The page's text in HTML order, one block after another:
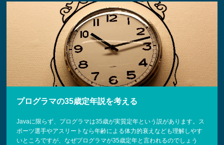
プログラマの35歳定年説を考える
Javaに限らず、プログラマは35歳が実質定年という説があります。ス
ポーツ選手やアスリートなら年齢による体力的衰えなども理解しやす
いところですが、なぜプログラマが35歳定年と言われるのでしょう